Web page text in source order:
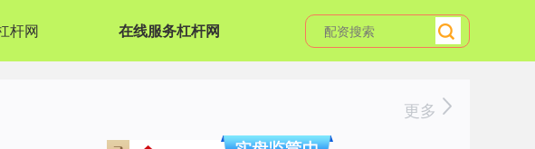
杆网 在线服务杠杆网
更多